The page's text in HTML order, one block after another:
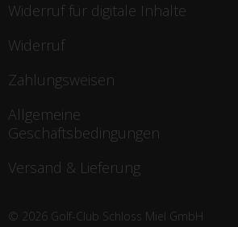
Widerruf für digitale Inhalte
Widerruf
Zahlungsweisen
Allgemeine
Geschäftsbedingungen
Versand & Lieferung
© 2026 Golf-Club Schloss Miel GmbH